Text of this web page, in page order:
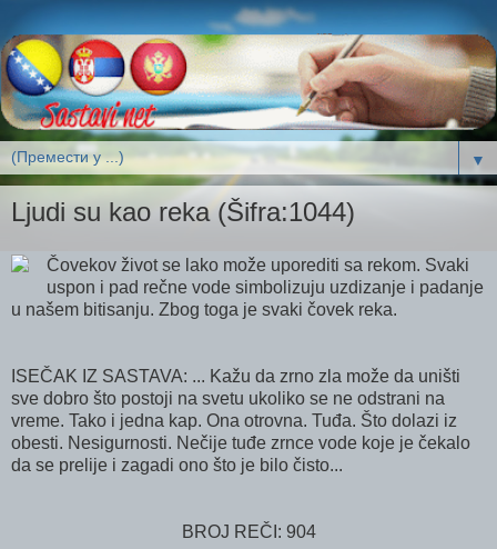
▼
Ljudi su kao reka (Šifra:1044)
Čovekov život se lako može uporediti sa rekom. Svaki
uspon i pad rečne vode simbolizuju uzdizanje i padanje
u našem bitisanju. Zbog toga je svaki čovek reka.
ISEČAK IZ SASTAVA: ... Kažu da zrno zla može da uništi
sve dobro što postoji na svetu ukoliko se ne odstrani na
vreme. Tako i jedna kap. Ona otrovna. Tuđa. Što dolazi iz
obesti. Nesigurnosti. Nečije tuđe zrnce vode koje je čekalo
da se prelije i zagadi ono što je bilo čisto...
BROJ REČI: 904